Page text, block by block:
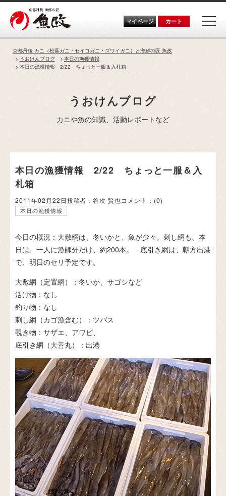
Skip
content
マイページ カート
京都丹後 カニ（松葉ガニ・セイコガニ・ズワイガニ）と海鮮の匠 魚政
うおけんブログ
本日の漁獲情報
本日の漁獲情報 2/22 ちょっと一服＆入札箱
うおけんブログ
カニや魚の知識、活動レポートなど
本日の漁獲情報 2/22 ちょっと一服＆入
札箱
2011年02月22日投稿者：谷次 賢也コメント： (0)
本日の漁獲情報
今日の概況：大敷網は、冬いかと、魚が少々。刺し網も、本
日は、一人に漁師分だけ、約200本。 底引き網は、朝方出港
で、明日のセリ予定です。
大敷網（定置網）：冬いか、サゴシなど
活け物：なし
釣り物：なし
刺し網（カゴ漁含む）：ツバス
覗き物：サザエ、アワビ、
底引き網（大善丸）：出港